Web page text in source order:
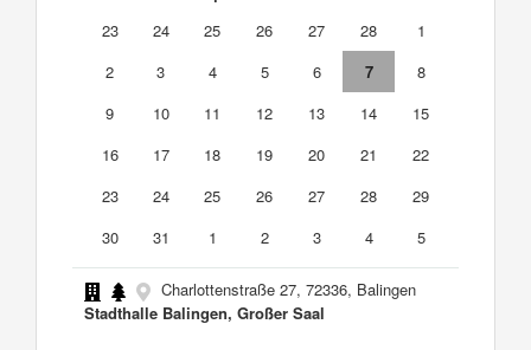
23
24 25 26 27 28
1
2
3 4 5 6 7
8
9
10 11 12 13 14
15
16
17 18 19 20 21
22
23
24 25 26 27 28
29
30
31 1 2 3 4 5
Charlottenstraße 27, 72336, Balingen
Stadthalle Balingen, Großer Saal